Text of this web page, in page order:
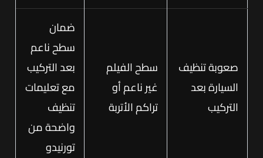
صعوبة تنظيف
السيارة بعد
التركيب
سطح الفيلم
غير ناعم أو
تراكم الأتربة
ضمان
سطح ناعم
بعد التركيب
مع تعليمات
تنظيف
واضحة من
تورنيدو